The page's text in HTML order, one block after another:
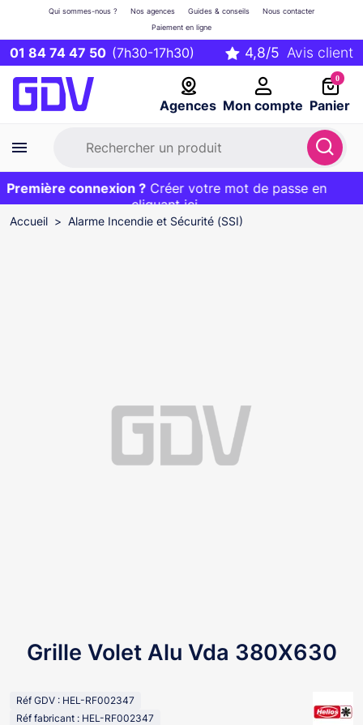
01 84 74 47 50 (7h30-17h30)
Agences Mon compte
Qui sommes-nous ? Nos agences Guides & conseils
Nous contacter
Paiement en ligne
0
Panier
Première commande ?20€ OFFERT sur votre panier
et livraison 24/48h gratuite avec le codeBIENVENUE
connexion ? Créer votre mot de passe en
cliquant ici
EXCLU WEB :
Accueil Alarme Incendie et Sécurité (SSI)
Grille Volet Alu Vda 380X630
Réf GDV : HEL-RF002347
Réf fabricant : HEL-RF002347